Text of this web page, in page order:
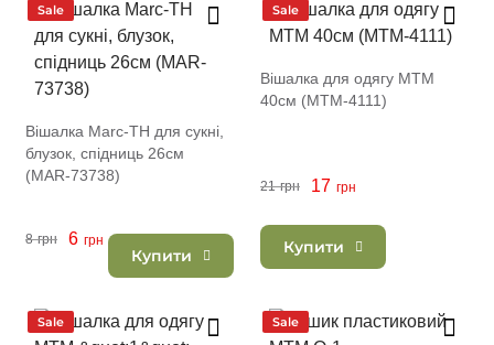
Sale
Вішалка Marc-TH для сукні,
блузок, спідниць 26см
(MAR-73738)
8 грн 6 грн
Купити
Sale
Вішалка для одягу MTM
40см (MTM-4111)
21 грн 17 грн
Купити
Sale Sale